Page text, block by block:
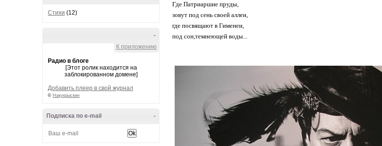
Стихи (12)
-
К приложению
Радио в блоге
[Этот ролик находится на
заблокированном домене]
Добавить плеер в свой журнал
© Накукрыскин
-
Подписка по e-mail
Где Патриаршие пруды,
зовут под сень своей аллеи,
где посвящают в Гименеи,
под сон,темнеющей воды...